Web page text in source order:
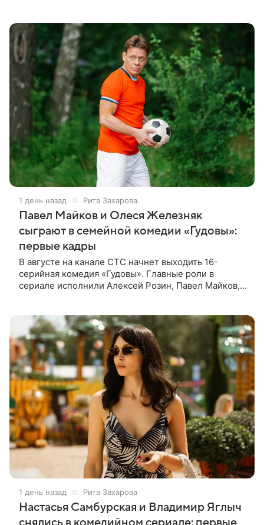
1 день назад Рита Захарова
Павел Майков и Олеся Железняк
сыграют в семейной комедии «Гудовы»:
первые кадры
В августе на канале СТС начнет выходить 16-
серийная комедия «Гудовы». Главные роли в
сериале исполнили Алексей Розин, Павел Майков,
1 день назад Рита Захарова
Настасья Самбурская и Владимир Яглыч